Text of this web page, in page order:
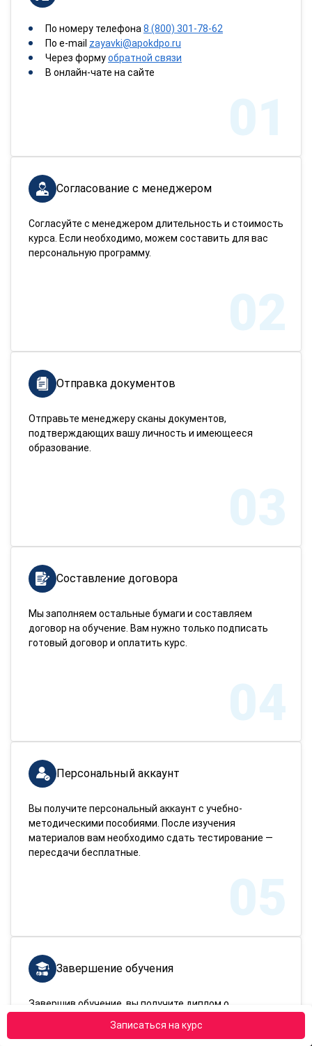
Записаться на курс
По номеру телефона 8 (800) 301-78-62
По e-mail zayavki@apokdpo.ru
Через формуобратной связи
В онлайн-чате на сайте
01
Согласование с менеджером
Согласуйте с менеджером длительность и стоимость
курса. Если необходимо, можем составить для вас
персональную программу.
02
Отправка документов
Отправьте менеджеру сканы документов,
подтверждающих вашу личность и имеющееся
образование.
03
Составление договора
Мы заполняем остальные бумаги и составляем
договор на обучение. Вам нужно только подписать
готовый договор и оплатить курс.
04
Персональный аккаунт
Вы получите персональный аккаунт с учебно-
методическими пособиями. После изучения
материалов вам необходимо сдать тестирование —
пересдачи бесплатные.
05
Завершение обучения
Завершив обучение, вы получите диплом о